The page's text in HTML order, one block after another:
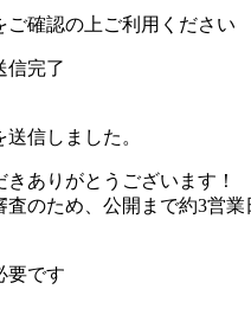
ご確認の上ご利用ください
信完了
送信しました。
きありがとうございます！
査のため、公開まで約3営業
要です